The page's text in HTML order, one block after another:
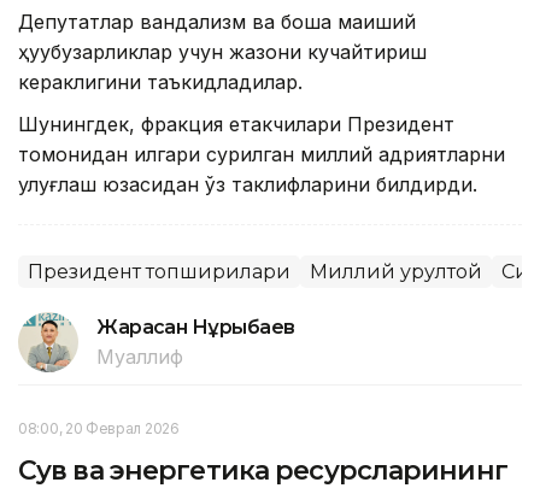
Депутатлар вандализм ва бошқа маиший
ҳуқуқбузарликлар учун жазони кучайтириш
кераклигини таъкидладилар.
Шунингдек, фракция етакчилари Президент
томонидан илгари сурилган миллий қадриятларни
улуғлаш юзасидан ўз таклифларини билдирди.
Президент топшириқлари Миллий қурултой
Жарасқан Нұрыбаев
Муаллиф
08:00, 20 Феврал 2026
Сув ва энергетика ресурсларининг